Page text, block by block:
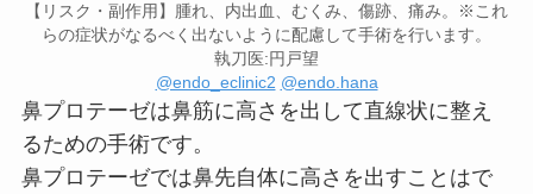
【リスク・副作用】腫れ、内出血、むくみ、傷跡、痛み。※これ
らの症状がなるべく出ないように配慮して手術を行います。
執刀医:円戸望
@endo_eclinic2 @endo.hana
鼻プロテーゼは鼻筋に高さを出して直線状に整え
るための手術です。
鼻プロテーゼでは鼻先自体に高さを出すことはで